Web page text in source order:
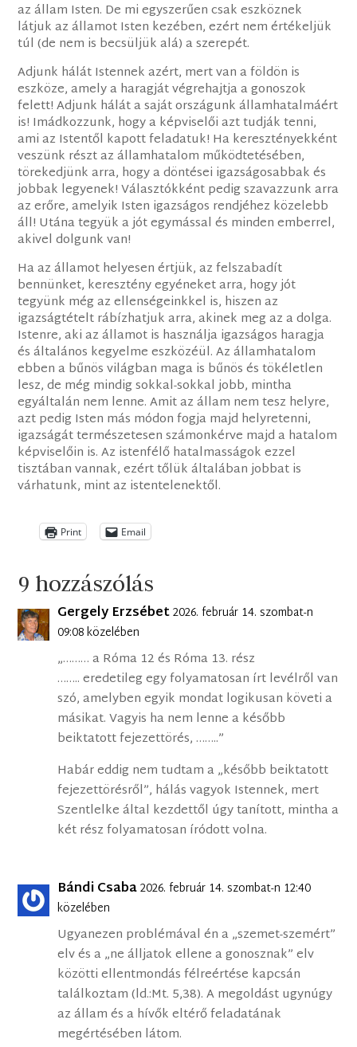
az állam Isten. De mi egyszerűen csak eszköznek
látjuk az államot Isten kezében, ezért nem értékeljük
túl (de nem is becsüljük alá) a szerepét.
Adjunk hálát Istennek azért, mert van a földön is
eszköze, amely a haragját végrehajtja a gonoszok
felett! Adjunk hálát a saját országunk államhatalmáért
is! Imádkozzunk, hogy a képviselői azt tudják tenni,
ami az Istentől kapott feladatuk! Ha keresztényekként
veszünk részt az államhatalom működtetésében,
törekedjünk arra, hogy a döntései igazságosabbak és
jobbak legyenek! Választókként pedig szavazzunk arra
az erőre, amelyik Isten igazságos rendjéhez közelebb
áll! Utána tegyük a jót egymással és minden emberrel,
akivel dolgunk van!
Ha az államot helyesen értjük, az felszabadít
bennünket, keresztény egyéneket arra, hogy jót
tegyünk még az ellenségeinkkel is, hiszen az
igazságtételt rábízhatjuk arra, akinek meg az a dolga.
Istenre, aki az államot is használja igazságos haragja
és általános kegyelme eszközéül. Az államhatalom
ebben a bűnös világban maga is bűnös és tökéletlen
lesz, de még mindig sokkal-sokkal jobb, mintha
egyáltalán nem lenne. Amit az állam nem tesz helyre,
azt pedig Isten más módon fogja majd helyretenni,
igazságát természetesen számonkérve majd a hatalom
képviselőin is. Az istenfélő hatalmasságok ezzel
tisztában vannak, ezért tőlük általában jobbat is
várhatunk, mint az istentelenektől.
Print Email
9 hozzászólás
Gergely Erzsébet2026. február 14. szombat-n
09:08 közelében
„……… a Róma 12 és Róma 13. rész
…….. eredetileg egy folyamatosan írt levélről van
szó, amelyben egyik mondat logikusan követi a
másikat. Vagyis ha nem lenne a később
beiktatott fejezettörés, ……..”
Habár eddig nem tudtam a „később beiktatott
fejezettörésről”, hálás vagyok Istennek, mert
Szentlelke által kezdettől úgy tanított, mintha a
két rész folyamatosan íródott volna.
Bándi Csaba2026. február 14. szombat-n 12:40
közelében
Ugyanezen problémával én a „szemet-szemért”
elv és a „ne álljatok ellene a gonosznak” elv
közötti ellentmondás félreértése kapcsán
találkoztam (ld.:Mt. 5,38). A megoldást ugynúgy
az állam és a hívők eltérő feladatának
megértésében látom.